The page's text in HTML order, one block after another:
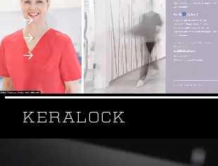
SPA (single-page application)
Webdesign, SEO
Webseite: zahntraeumerei.de
KERALOCK